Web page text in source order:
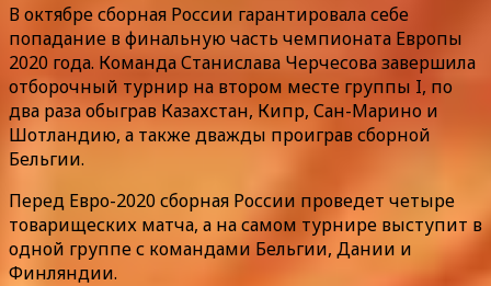
В октябре сборная России гарантировала себе
попадание в финальную часть чемпионата Европы
2020 года. Команда Станислава Черчесова завершила
отборочный турнир на втором месте группы I, по
два раза обыграв Казахстан, Кипр, Сан-Марино и
Шотландию, а также дважды проиграв сборной
Бельгии.
Перед Евро-2020 сборная России проведет четыре
товарищеских матча, а на самом турнире выступит в
одной группе с командами Бельгии, Дании и
Финляндии.